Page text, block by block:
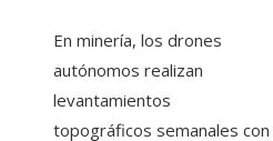
En minería, los drones
autónomos realizan
levantamientos
topográficos semanales con